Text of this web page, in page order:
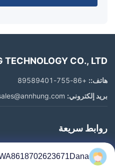
TECHNOLOGY CO., LTD
هاتف:: +86-755-89589401
بريد إلكتروني:
روابط سريعة
المنزل
المنتجات